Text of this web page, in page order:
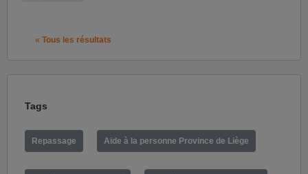
« Tous les résultats
Tags
Repassage Aide à la personne Province de Liège